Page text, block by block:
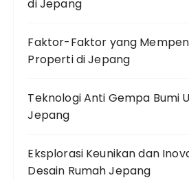
di Jepang
Faktor-Faktor yang
Properti di Jepang
Teknologi Anti Gempa Bumi
Jepang
Eksplorasi Keunikan dan
Desain Rumah Jepang